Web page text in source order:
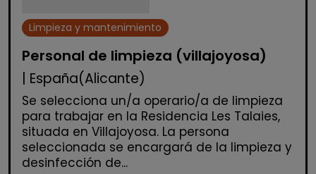
Limpieza y mantenimiento
Personal de limpieza (villajoyosa)
| España(Alicante)
Se selecciona un/a operario/a de limpieza
para trabajar en la Residencia Les Talaies,
situada en Villajoyosa. La persona
seleccionada se encargará de la limpieza y
desinfección de...